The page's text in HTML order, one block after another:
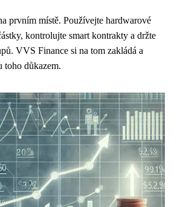
prvním místě. Používejte hardwarové
kontrolujte smart kontrakty a držte
VVS Finance si na tom zakládá a
toho důkazem.